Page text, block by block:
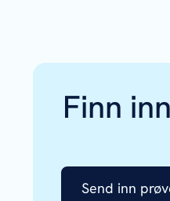
Finn
Send inn